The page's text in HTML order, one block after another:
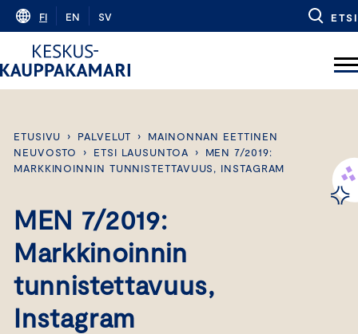
Skip
content
FI EN SV ETSI
ETUSIVU › PALVELUT ›
MAINONNAN EETTINEN
NEUVOSTO
› ETSI LAUSUNTOA ›
MEN 7/2019:
MARKKINOINNIN TUNNISTETTAVUUS, INSTAGRAM
MEN 7/2019:
Markkinoinnin
tunnistettavuus,
Instagram